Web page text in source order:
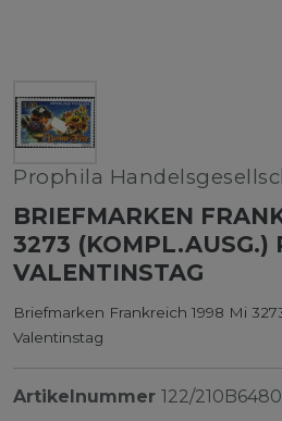
Prophila
BRIEFMARKEN
3273 (KOMPL.AUSG.)
VALENTINSTAG
Briefmarken Frankreich 1998 Mi
Valentinstag
Artikelnummer 122/